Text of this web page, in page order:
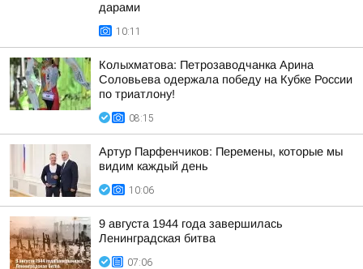
дарами
10:11
Колыхматова: Петрозаводчанка Арина
Соловьева одержала победу на Кубке России
по триатлону!
08:15
Артур Парфенчиков: Перемены, которые мы
видим каждый день
10:06
9 августа 1944 года завершилась
Ленинградская битва
07:06